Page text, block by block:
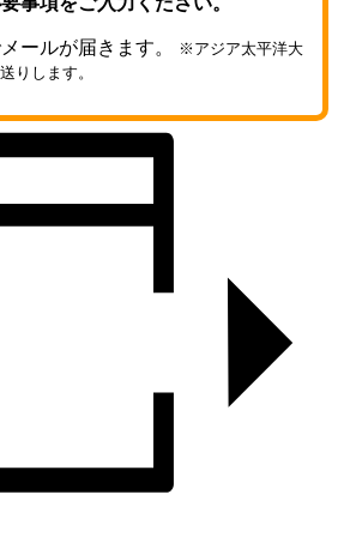
ールが届きます。
※アジア太平洋大
りします。